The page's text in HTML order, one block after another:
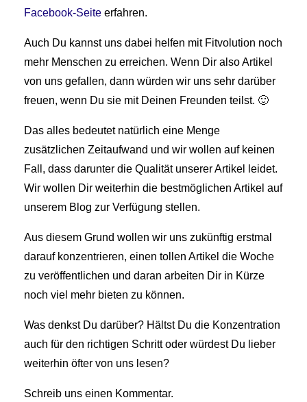
Facebook-Seite erfahren.
Auch Du kannst uns dabei helfen mit Fitvolution noch
mehr Menschen zu erreichen. Wenn Dir also Artikel
von uns gefallen, dann würden wir uns sehr darüber
freuen, wenn Du sie mit Deinen Freunden teilst. 🙂
Das alles bedeutet natürlich eine Menge
zusätzlichen Zeitaufwand und wir wollen auf keinen
Fall, dass darunter die Qualität unserer Artikel leidet.
Wir wollen Dir weiterhin die bestmöglichen Artikel auf
unserem Blog zur Verfügung stellen.
Aus diesem Grund wollen wir uns zukünftig erstmal
darauf konzentrieren, einen tollen Artikel die Woche
zu veröffentlichen und daran arbeiten Dir in Kürze
noch viel mehr bieten zu können.
Was denkst Du darüber? Hältst Du die Konzentration
auch für den richtigen Schritt oder würdest Du lieber
weiterhin öfter von uns lesen?
Schreib uns einen Kommentar.